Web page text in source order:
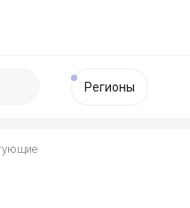
Регионы